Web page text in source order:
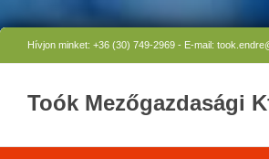
Hívjon minket: +36 (30) 749-2969 - E-mail:
Toók Mezőgazdasági